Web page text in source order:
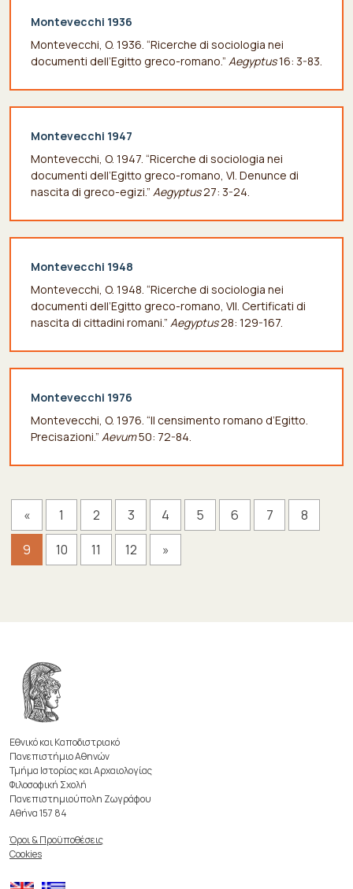
Montevecchi 1936
Montevecchi, O. 1936. “Ricerche di sociologia nei
documenti dell’Egitto greco-romano.” Aegyptus16: 3-83.
Montevecchi 1947
Montevecchi, O. 1947. “Ricerche di sociologia nei
documenti dell’Egitto greco-romano, VI. Denunce di
nascita di greco-egizi.” Aegyptus27: 3-24.
Montevecchi 1948
Montevecchi, O. 1948. “Ricerche di sociologia nei
documenti dell’Egitto greco-romano, VII. Certificati di
nascita di cittadini romani.” Aegyptus28: 129-167.
Montevecchi 1976
Montevecchi, O. 1976. “Il censimento romano d’Egitto.
Precisazioni.” Aevum50: 72-84.
« 1 2 3 4 5 6 7
8
9
10 11 12 »
Εθνικό και Καποδιστριακό
Πανεπιστήμιο Αθηνών
Τμήμα Ιστορίας και Αρχαιολογίας
Φιλοσοφική Σχολή
Πανεπιστημιούπολη Ζωγράφου
Αθήνα 157 84
Όροι & Προϋποθέσεις
Cookies